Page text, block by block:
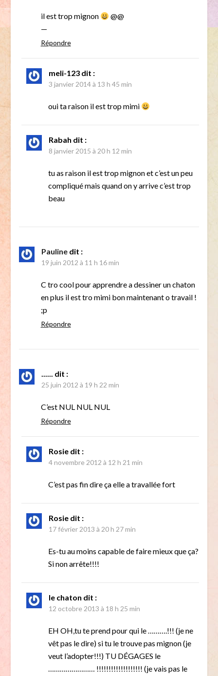
il est trop mignon
@@
—
Répondre
meli-123 dit :
3 janvier 2014 à 13 h 45 min
oui ta raison il est trop mimi
Rabah dit :
8 janvier 2015 à 20 h 12 min
tu as raison il est trop mignon et c’est un peu
compliqué mais quand on y arrive c’est trop
beau
Pauline dit :
19 juin 2012 à 11 h 16 min
C tro cool pour apprendre a dessiner un chaton
en plus il est tro mimi bon maintenant o travail !
;p
Répondre
...... dit :
25 juin 2012 à 19 h 22 min
C’est NUL NUL NUL
Répondre
Rosie dit :
4 novembre 2012 à 12 h 21 min
C’est pas fin dire ça elle a travallée fort
Rosie dit :
17 février 2013 à 20 h 27 min
Es-tu au moins capable de faire mieux que ça?
Si non arrête!!!!
le chaton dit :
12 octobre 2013 à 18 h 25 min
EH OH,tu te prend pour qui le ……….!!! (je ne
vêt pas le dire) si tu le trouve pas mignon (je
veut l’adopter!!!) TU DÉGAGES le
…………………… !!!!!!!!!!!!!!!!!!! (je vais pas le